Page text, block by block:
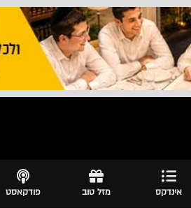
אינדקס מזל טוב פודקאסט